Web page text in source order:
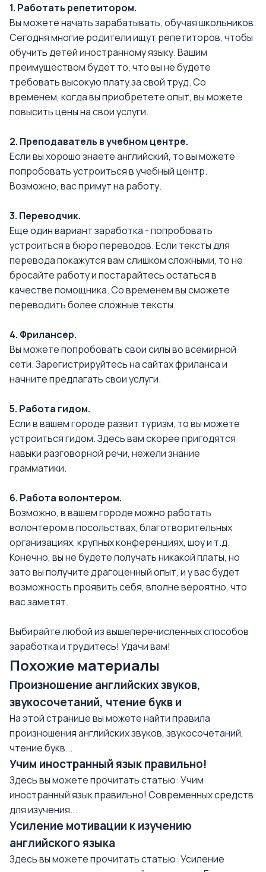
1. Работать репетитором.
Вы можете начать зарабатывать, обучая школьников.
Сегодня многие родители ищут репетиторов, чтобы
обучить детей иностранному языку. Вашим
преимуществом будет то, что вы не будете
требовать высокую плату за свой труд. Со
временем, когда вы приобретете опыт, вы можете
повысить цены на свои услуги.
2. Преподаватель в учебном центре.
Если вы хорошо знаете английский, то вы можете
попробовать устроиться в учебный центр.
Возможно, вас примут на работу.
3. Переводчик.
Еще один вариант заработка - попробовать
устроиться в бюро переводов. Если тексты для
перевода покажутся вам слишком сложными, то не
бросайте работу и постарайтесь остаться в
качестве помощника. Со временем вы сможете
переводить более сложные тексты.
4. Фрилансер.
Вы можете попробовать свои силы во всемирной
сети. Зарегистрируйтесь на сайтах фриланса и
начните предлагать свои услуги.
5. Работа гидом.
Если в вашем городе развит туризм, то вы можете
устроиться гидом. Здесь вам скорее пригодятся
навыки разговорной речи, нежели знание
грамматики.
6. Работа волонтером.
Возможно, в вашем городе можно работать
волонтером в посольствах, благотворительных
организациях, крупных конференциях, шоу и т.д.
Конечно, вы не будете получать никакой платы, но
зато вы получите драгоценный опыт, и у вас будет
возможность проявить себя, вполне вероятно, что
вас заметят.
Выбирайте любой из вышеперечисленных способов
заработка и трудитесь! Удачи вам!
Похожие материалы
Произношение английских звуков,
звукосочетаний, чтение букв и
На этой странице вы можете найти правила
произношения английских звуков, звукосочетаний,
чтение букв...
Учим иностранный язык правильно!
Здесь вы можете прочитать статью: Учим
иностранный язык правильно! Современных средств
для изучения...
Усиление мотивации к изучению
английского языка
Здесь вы можете прочитать статью: Усиление